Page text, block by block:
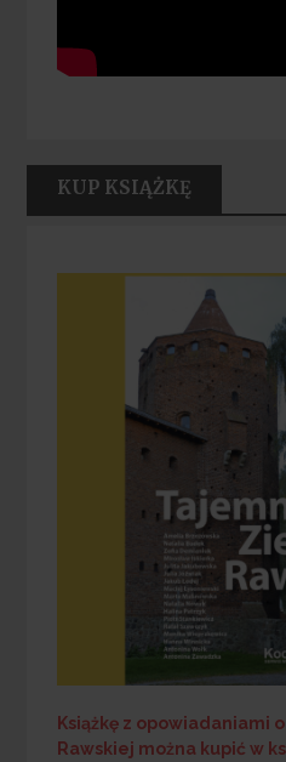
KUP KSIĄŻKĘ
Książkę z opowiadaniami
Rawskiej można kupić w